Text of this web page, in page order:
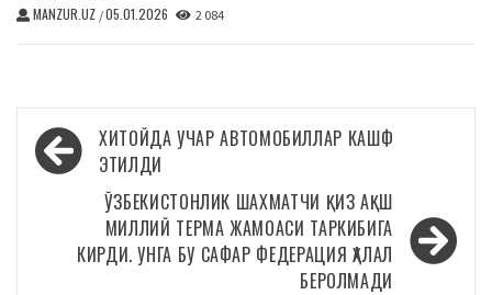
MANZUR.UZ /05.01.2026 2 084
Навигация
по
записям
ХИТОЙДА УЧАР АВТОМОБИЛЛАР КАШФ
ЭТИЛДИ
ЎЗБЕКИСТОНЛИК ШАХМАТЧИ ҚИЗ АҚШ
МИЛЛИЙ ТЕРМА ЖАМОАСИ ТАРКИБИГА
КИРДИ. УНГА БУ САФАР ФЕДЕРАЦИЯ ҲАЛАЛ
БЕРОЛМАДИ